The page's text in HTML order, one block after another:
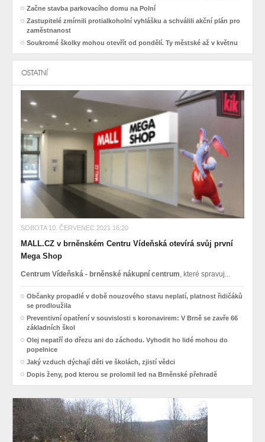
Začne stavba parkovacího domu na Polní
Zastupitelé zmírnili protialkoholní vyhlášku a schválili akční plán pro
zaměstnanost
Soukromé školky mohou otevřít od pondělí. Ty městské až v květnu
OSTATNÍ
SOBOTA 10. ČERVENEC 2021 16:20
MALL.CZ v brněnském Centru Vídeňská otevírá svůj první
Mega Shop
Centrum Vídeňská - brněnské nákupní centrum , které spravuj...
Občanky propadlé v době nouzového stavu neplatí, platnost řidičáků
se prodloužila
Preventivní opatření v souvislosti s koronavirem: V Brně se zavře 66
základních škol
Olej nepatří do dřezu ani do záchodu. Vyhodit ho lidé mohou do
popelnice
Jaký vzduch dýchají děti ve školách, zjistí vědci
Dopis ženy, pod kterou se prolomil led na Brněnské přehradě